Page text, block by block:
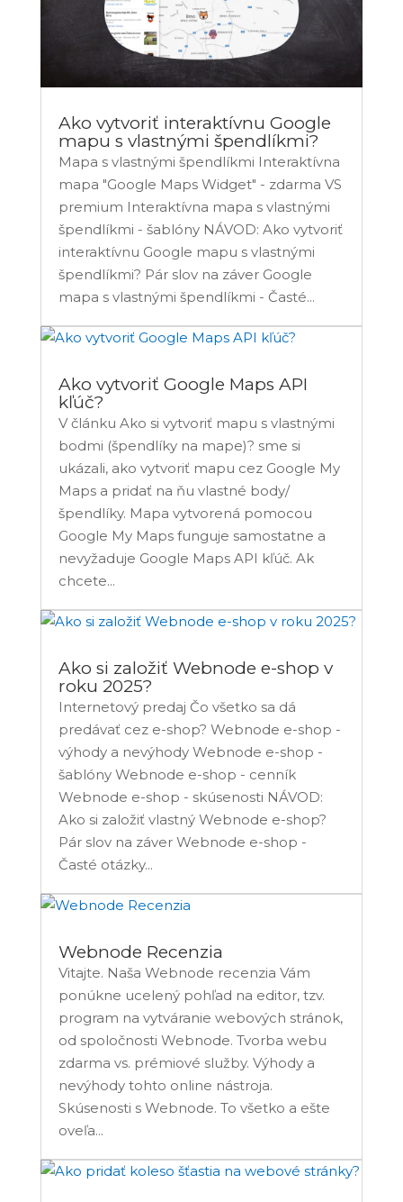
Ako vytvoriť interaktívnu Google
mapu s vlastnými špendlíkmi?
Mapa s vlastnými špendlíkmi Interaktívna
mapa "Google Maps Widget" - zdarma VS
premium Interaktívna mapa s vlastnými
špendlíkmi - šablóny NÁVOD: Ako vytvoriť
interaktívnu Google mapu s vlastnými
špendlíkmi? Pár slov na záver Google
mapa s vlastnými špendlíkmi - Časté...
Ako vytvoriť Google Maps API
kľúč?
V článku Ako si vytvoriť mapu s vlastnými
bodmi (špendlíky na mape)? sme si
ukázali, ako vytvoriť mapu cez Google My
Maps a pridať na ňu vlastné body/
špendlíky. Mapa vytvorená pomocou
Google My Maps funguje samostatne a
nevyžaduje Google Maps API kľúč. Ak
chcete...
Ako si založiť Webnode e-shop v
roku 2025?
Internetový predaj Čo všetko sa dá
predávať cez e-shop? Webnode e-shop -
výhody a nevýhody Webnode e-shop -
šablóny Webnode e-shop - cenník
Webnode e-shop - skúsenosti NÁVOD:
Ako si založiť vlastný Webnode e-shop?
Pár slov na záver Webnode e-shop -
Časté otázky...
Webnode Recenzia
Vitajte. Naša Webnode recenzia Vám
ponúkne ucelený pohľad na editor, tzv.
program na vytváranie webových stránok,
od spoločnosti Webnode. Tvorba webu
zdarma vs. prémiové služby. Výhody a
nevýhody tohto online nástroja.
Skúsenosti s Webnode. To všetko a ešte
oveľa...